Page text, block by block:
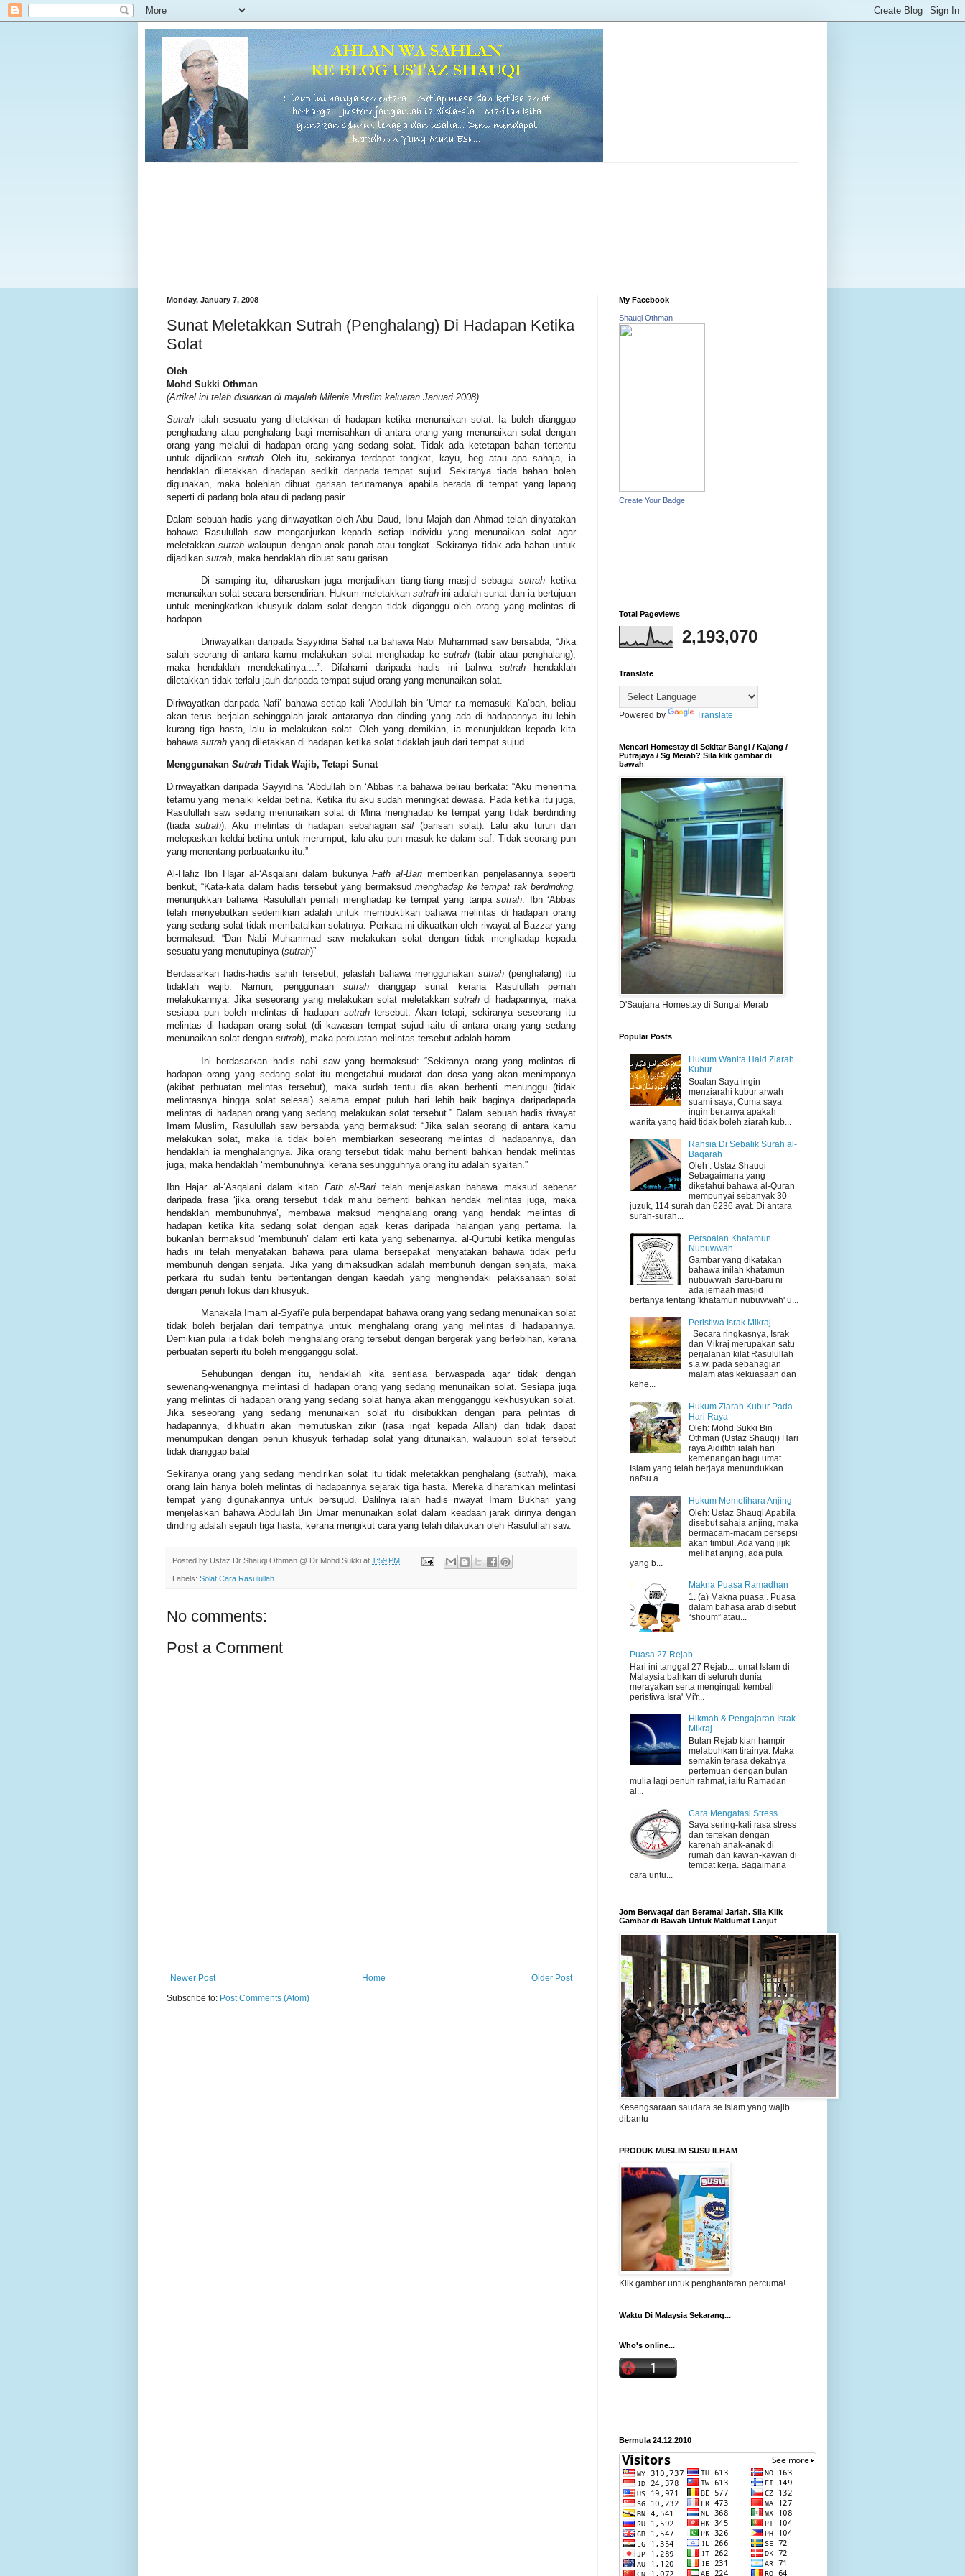
Monday, January 7, 2008
Sunat Meletakkan Sutrah (Penghalang) Di Hadapan Ketika
Solat
Oleh
Mohd Sukki Othman
(Artikel ini telah disiarkan di majalah Milenia Muslim keluaran Januari 2008)
Sutrah ialah sesuatu yang diletakkan di hadapan ketika menunaikan solat. Ia boleh dianggap
penghadang atau penghalang bagi memisahkan di antara orang yang menunaikan solat dengan
orang yang melalui di hadapan orang yang sedang solat. Tidak ada ketetapan bahan tertentu
untuk dijadikan sutrah. Oleh itu, sekiranya terdapat tongkat, kayu, beg atau apa sahaja, ia
hendaklah diletakkan dihadapan sedikit daripada tempat sujud. Sekiranya tiada bahan boleh
digunakan, maka bolehlah dibuat garisan terutamanya apabila berada di tempat yang lapang
seperti di padang bola atau di padang pasir.
Dalam sebuah hadis yang diriwayatkan oleh Abu Daud, Ibnu Majah dan Ahmad telah dinyatakan
bahawa Rasulullah saw menganjurkan kepada setiap individu yang menunaikan solat agar
meletakkansutrah walaupun dengan anak panah atau tongkat. Sekiranya tidak ada bahan untuk
dijadikan sutrah, maka hendaklah dibuat satu garisan.
Di samping itu, diharuskan juga menjadikan tiang-tiang masjid sebagaisutrah ketika
menunaikan solat secara bersendirian. Hukum meletakkan sutrah ini adalah sunat dan ia bertujuan
untuk meningkatkan khusyuk dalam solat dengan tidak diganggu oleh orang yang melintas di
hadapan.
Diriwayatkan daripada Sayyidina Sahal r.a bahawa Nabi Muhammad saw bersabda, “Jika
salah seorang di antara kamu melakukan solat menghadap kesutrah (tabir atau penghalang),
maka hendaklah mendekatinya....”. Difahami daripada hadis ini bahwasutrah hendaklah
diletakkan tidak terlalu jauh daripada tempat sujud orang yang menunaikan solat.
Diriwayatkan daripada Nafi’ bahawa setiap kali ‘Abdullah bin ‘Umar r.a memasuki Ka’bah, beliau
akan terus berjalan sehinggalah jarak antaranya dan dinding yang ada di hadapannya itu lebih
kurang tiga hasta, lalu ia melakukan solat. Oleh yang demikian, ia menunjukkan kepada kita
bahawa sutrah yang diletakkan di hadapan ketika solat tidaklah jauh dari tempat sujud.
Menggunakan Sutrah Tidak Wajib, Tetapi Sunat
Diriwayatkan daripada Sayyidina ‘Abdullah bin ‘Abbas r.a bahawa beliau berkata: “Aku menerima
tetamu yang menaiki keldai betina. Ketika itu aku sudah meningkat dewasa. Pada ketika itu juga,
Rasulullah saw sedang menunaikan solat di Mina menghadap ke tempat yang tidak berdinding
(tiada sutrah). Aku melintas di hadapan sebahagiansaf(barisan solat). Lalu aku turun dan
melepaskan keldai betina untuk merumput, lalu aku pun masuk ke dalam saf. Tidak seorang pun
yang menentang perbuatanku itu.”
Al-Hafiz Ibn Hajar al-‘Asqalani dalam bukunyaFath al-Bari memberikan penjelasannya seperti
berikut, “Kata-kata dalam hadis tersebut yang bermaksud menghadap ke tempat tak berdinding,
menunjukkan bahawa Rasulullah pernah menghadap ke tempat yang tanpasutrah. Ibn ‘Abbas
telah menyebutkan sedemikian adalah untuk membuktikan bahawa melintas di hadapan orang
yang sedang solat tidak membatalkan solatnya. Perkara ini dikuatkan oleh riwayat al-Bazzar yang
bermaksud: “Dan Nabi Muhammad saw melakukan solat dengan tidak menghadap kepada
sesuatu yang menutupinya (sutrah)”
Berdasarkan hadis-hadis sahih tersebut, jelaslah bahawa menggunakan sutrah(penghalang) itu
tidaklah wajib.
Namun, penggunaan sutrahdianggap sunat kerana Rasulullah pernah
melakukannya. Jika seseorang yang melakukan solat meletakkan sutrah di hadapannya, maka
sesiapa pun boleh melintas di hadapan sutrahtersebut. Akan tetapi, sekiranya seseorang itu
melintas di hadapan orang solat (di kawasan tempat sujud iaitu di antara orang yang sedang
menunaikan solat dengan sutrah), maka perbuatan melintas tersebut adalah haram.
Ini berdasarkan hadis nabi saw yang bermaksud: “Sekiranya orang yang melintas di
hadapan orang yang sedang solat itu mengetahui mudarat dan dosa yang akan menimpanya
(akibat perbuatan melintas tersebut), maka sudah tentu dia akan berhenti menunggu (tidak
melintasnya hingga solat selesai) selama empat puluh hari lebih baik baginya daripadapada
melintas di hadapan orang yang sedang melakukan solat tersebut.” Dalam sebuah hadis riwayat
Imam Muslim, Rasulullah saw bersabda yang bermaksud: “Jika salah seorang di antara kamu
melakukan solat, maka ia tidak boleh membiarkan seseorang melintas di hadapannya, dan
hendaklah ia menghalangnya. Jika orang tersebut tidak mahu berhenti bahkan hendak melintas
juga, maka hendaklah ‘membunuhnya’ kerana sesungguhnya orang itu adalah syaitan.”
Ibn Hajar al-‘Asqalani dalam kitab Fath al-Bari telah menjelaskan bahawa maksud sebenar
daripada frasa ‘jika orang tersebut tidak mahu berhenti bahkan hendak melintas juga, maka
hendaklah membunuhnya’, membawa maksud menghalang orang yang hendak melintas di
hadapan ketika kita sedang solat dengan agak keras daripada halangan yang pertama. Ia
bukanlah bermaksud ‘membunuh’ dalam erti kata yang sebenarnya. al-Qurtubi ketika mengulas
hadis ini telah menyatakan bahawa para ulama bersepakat menyatakan bahawa tidak perlu
membunuh dengan senjata. Jika yang dimaksudkan adalah membunuh dengan senjata, maka
perkara itu sudah tentu bertentangan dengan kaedah yang menghendaki pelaksanaan solat
dengan penuh fokus dan khusyuk.
Manakala Imam al-Syafi’e pula berpendapat bahawa orang yang sedang menunaikan solat
tidak boleh berjalan dari tempatnya untuk menghalang orang yang melintas di hadapannya.
Demikian pula ia tidak boleh menghalang orang tersebut dengan bergerak yang berlebihan, kerana
perbuatan seperti itu boleh mengganggu solat.
Sehubungan dengan itu, hendaklah kita sentiasa berwaspada agar tidak dengan
sewenang-wenangnya melintasi di hadapan orang yang sedang menunaikan solat. Sesiapa juga
yang melintas di hadapan orang yang sedang solat hanya akan mengganggu kekhusyukan solat.
Jika seseorang yang sedang menunaikan solat itu disibukkan dengan para pelintas di
hadapannya, dikhuatiri akan memutuskan zikir (rasa ingat kepada Allah) dan tidak dapat
menumpukan dengan penuh khusyuk terhadap solat yang ditunaikan,walaupun solat tersebut
tidak dianggap batal
Sekiranya orang yang sedang mendirikan solat itu tidak meletakkan penghalang (sutrah), maka
orang lain hanya boleh melintas di hadapannya sejarak tiga hasta. Mereka diharamkan melintasi
tempat yang digunakannya untuk bersujud. Dalilnya ialah hadis riwayat Imam Bukhari yang
menjelaskan bahawa Abdullah Bin Umar menunaikan solat dalam keadaan jarak dirinya dengan
dinding adalah sejauh tiga hasta, kerana mengikut cara yang telah dilakukan oleh Rasulullah saw.
Posted by Ustaz Dr Shauqi Othman @ Dr Mohd Sukki at 1:59 PM
Labels: Solat Cara Rasulullah
No comments:
Post a Comment
Newer Post Older Post
Home
Subscribe to: Post Comments (Atom)
My Facebook
Shauqi Othman
Create Your Badge
Total Pageviews
2,193,070
Translate
Powered by Translate
Mencari Homestay di Sekitar Bangi / Kajang /
Putrajaya / Sg Merab? Sila klik gambar di
bawah
D'Saujana Homestay di Sungai Merab
Popular Posts
Hukum Wanita Haid Ziarah
Kubur
Soalan Saya ingin
menziarahi kubur arwah
suami saya, Cuma saya
ingin bertanya apakah
wanita yang haid tidak boleh ziarah kub...
Rahsia Di Sebalik Surah al-
Baqarah
Oleh : Ustaz Shauqi
Sebagaimana yang
diketahui bahawa al-Quran
mempunyai sebanyak 30
juzuk, 114 surah dan 6236 ayat. Di antara
surah-surah...
Persoalan Khatamun
Nubuwwah
Gambar yang dikatakan
bahawa inilah khatamun
nubuwwah Baru-baru ni
ada jemaah masjid
bertanya tentang 'khatamun nubuwwah' u...
Peristiwa Israk Mikraj
Secara ringkasnya, Israk
dan Mikraj merupakan satu
perjalanan kilat Rasulullah
s.a.w. pada sebahagian
malam atas kekuasaan dan
kehe...
Hukum Ziarah Kubur Pada
Hari Raya
Oleh: Mohd Sukki Bin
Othman (Ustaz Shauqi) Hari
raya Aidilfitri ialah hari
kemenangan bagi umat
Islam yang telah berjaya menundukkan
nafsu a...
Hukum Memelihara Anjing
Oleh: Ustaz Shauqi Apabila
disebut sahaja anjing, maka
bermacam-macam persepsi
akan timbul. Ada yang jijik
melihat anjing, ada pula
yang b...
Makna Puasa Ramadhan
1. (a) Makna puasa . Puasa
dalam bahasa arab disebut
“shoum” atau...
Puasa 27 Rejab
Hari ini tanggal 27 Rejab.... umat Islam di
Malaysia bahkan di seluruh dunia
merayakan serta mengingati kembali
peristiwa Isra' Mi'r...
Hikmah & Pengajaran Israk
Mikraj
Bulan Rejab kian hampir
melabuhkan tirainya. Maka
semakin terasa dekatnya
pertemuan dengan bulan
mulia lagi penuh rahmat, iaitu Ramadan
al...
Cara Mengatasi Stress
Saya sering-kali rasa stress
dan tertekan dengan
karenah anak-anak di
rumah dan kawan-kawan di
tempat kerja. Bagaimana
cara untu...
Jom Berwaqaf dan Beramal Jariah. Sila Klik
Gambar di Bawah Untuk Maklumat Lanjut
Kesengsaraan saudara se Islam yang wajib
dibantu
PRODUK MUSLIM SUSU ILHAM
Klik gambar untuk penghantaran percuma!
Waktu Di Malaysia Sekarang...
Who's online...
Bermula 24.12.2010